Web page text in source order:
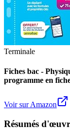
Terminale
Fiches bac -
programme en
Voir sur Amazon
Résumés